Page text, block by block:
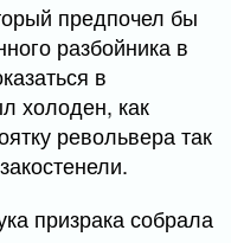
предпочел бы
разбойника в
в
холоден, как
револьвера так
призрака собрала